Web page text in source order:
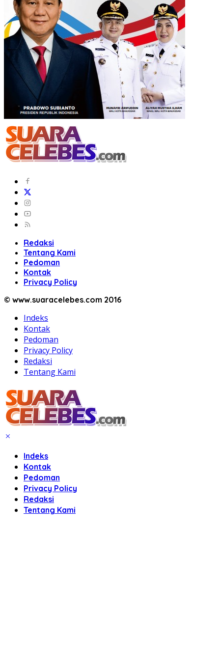
Redaksi
Tentang Kami
Pedoman
Kontak
Privacy Policy
© www.suaracelebes.com 2016
Indeks
Kontak
Pedoman
Privacy Policy
Redaksi
Tentang Kami
Indeks
Kontak
Pedoman
Privacy Policy
Redaksi
Tentang Kami